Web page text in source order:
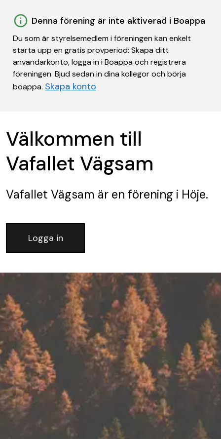
Denna förening är inte aktiverad i Boappa
Du som är styrelsemedlem i föreningen kan enkelt
starta upp en gratis provperiod: Skapa ditt
användarkonto, logga in i Boappa och registrera
föreningen. Bjud sedan in dina kollegor och börja
boappa. Skapa konto
Välkommen till
Vafallet Vägsam
Vafallet Vägsam är en förening i Höje.
Logga in